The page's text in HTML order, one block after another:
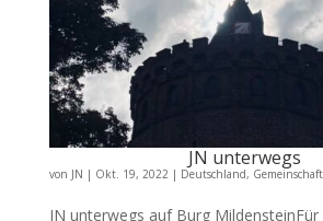
JN unterwegs
von JN | Okt. 19, 2022| Deutschland, Gemeinschaft
JN unterwegs auf Burg MildensteinFür